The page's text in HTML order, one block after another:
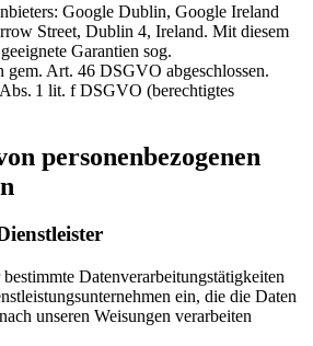
Google Dublin, Google Ireland
Street, Dublin 4, Ireland. Mit diesem
Garantien sog.
gem. Art. 46 DSGVO abgeschlossen.
1 lit. f DSGVO (berechtigtes
personenbezogenen
Datenverarbeitungstätigkeiten
ein, die die Daten
unseren Weisungen verarbeiten